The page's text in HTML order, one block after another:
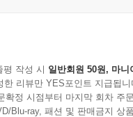
평 작성 시 일반회원 50원, 마니
한 리뷰만 YES포인트 지급됩니
확정 시점부터 마지막 회차 주
Blu-ray, 패션 및 판매금지 상